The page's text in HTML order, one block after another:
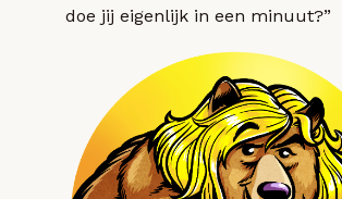
doe jij eigenlijk in een minuut?”